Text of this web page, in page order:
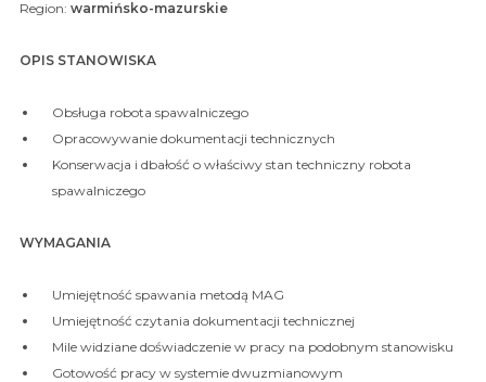
Region: warmińsko-mazurskie
OPIS STANOWISKA
Obsługa robota spawalniczego
Opracowywanie dokumentacji technicznych
Konserwacja i dbałość o właściwy stan techniczny robota
spawalniczego
WYMAGANIA
Umiejętność spawania metodą MAG
Umiejętność czytania dokumentacji technicznej
Mile widziane doświadczenie w pracy na podobnym stanowisku
Gotowość pracy w systemie dwuzmianowym